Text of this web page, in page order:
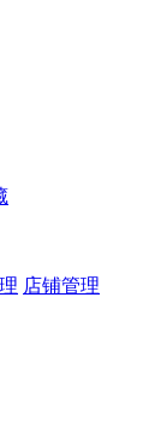
店铺管理